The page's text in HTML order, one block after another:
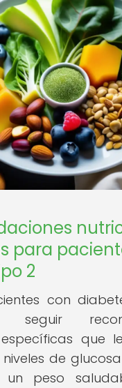
para
2
con
seguir
específicas que
de
peso